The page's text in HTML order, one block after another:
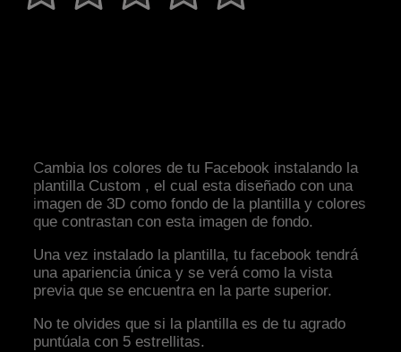
Cambia los colores de tu Facebook instalando la
plantilla Custom , el cual esta diseñado con una
imagen de 3D como fondo de la plantilla y colores
que contrastan con esta imagen de fondo.
Una vez instalado la plantilla, tu facebook tendrá
una apariencia única y se verá como la vista
previa que se encuentra en la parte superior.
No te olvides que si la plantilla es de tu agrado
puntúala con 5 estrellitas.